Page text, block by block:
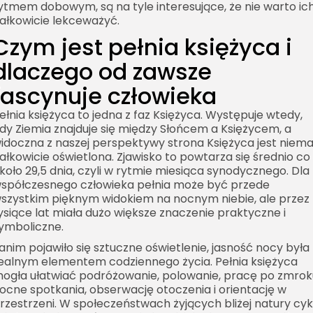
dobowym, są na tyle interesujące, że nie warto
lekceważyć.
jest pełnia księżyca i
od zawsze
człowieka
księżyca to jedna z faz Księżyca. Występuje wtedy,
Ziemia znajduje się między Słońcem a Księżycem, a
z naszej perspektywy strona Księżyca jest
oświetlona. Zjawisko to powtarza się średnio co
29,5 dnia, czyli w rytmie miesiąca synodycznego. Dla
człowieka pełnia może być przede
pięknym widokiem na nocnym niebie, ale przez
lat miała dużo większe znaczenie praktyczne i
pojawiło się sztuczne oświetlenie, jasność nocy była
elementem codziennego życia. Pełnia księżyca
ułatwiać podróżowanie, polowanie, pracę po
spotkania, obserwację otoczenia i orientację w
W społeczeństwach żyjących bliżej natury